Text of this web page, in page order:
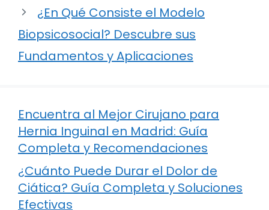
¿En Qué Consiste el Modelo
Biopsicosocial? Descubre sus
Fundamentos y Aplicaciones
Encuentra al Mejor Cirujano para
Hernia Inguinal en Madrid: Guía
Completa y Recomendaciones
¿Cuánto Puede Durar el Dolor de
Ciática? Guía Completa y Soluciones
Efectivas